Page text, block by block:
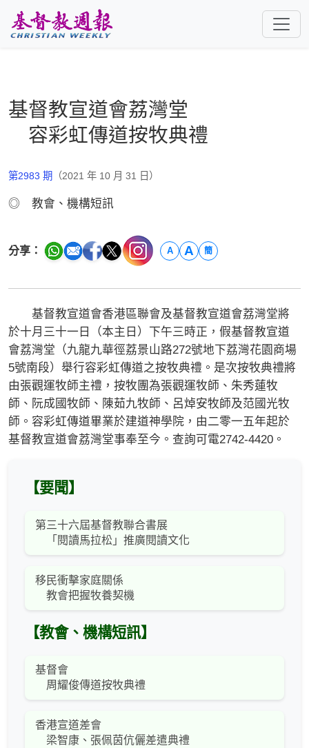
基督教宣道會荔灣堂
容彩虹傳道按牧典禮
第2983 期 （2021 年 10 月 31 日）
◎ 教會、機構短訊
分享： A A 簡
基督教宣道會香港區聯會及基督教宣道會荔灣堂將
於十月三十一日（本主日）下午三時正，假基督教宣道
會荔灣堂（九龍九華徑荔景山路272號地下荔灣花園商場
5號南段）舉行容彩虹傳道之按牧典禮。是次按牧典禮將
由張觀運牧師主禮，按牧團為張觀運牧師、朱秀蓮牧
師、阮成國牧師、陳茹九牧師、呂焯安牧師及范國光牧
師。容彩虹傳道畢業於建道神學院，由二零一五年起於
基督教宣道會荔灣堂事奉至今。查詢可電2742-4420。
【要聞】
第三十六屆基督教聯合書展
「閱讀馬拉松」推廣閱讀文化
移民衝擊家庭關係
教會把握牧養契機
【教會、機構短訊】
基督會
周耀俊傳道按牧典禮
香港宣道差會
梁智康、張佩茵伉儷差遣典禮